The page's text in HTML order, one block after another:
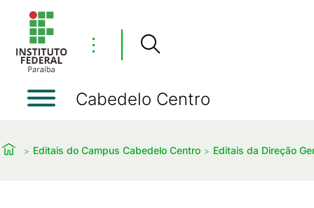
⋮
Cabedelo Centro
Editais do Campus Cabedelo Centro Editais da Direção